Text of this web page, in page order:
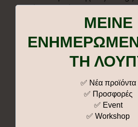
Βενζοϊκό νάτριο (Sodium
(Citric acid),
(Benzyl salicylate), Λιναλοόλη
αλδεΰδη (Hexyl
*Από πιστοποιημένες βιολογικές
ΜΕΙΝΕ
ΤΗ
✅ Νέα προϊόντα
✅ Προσφορές
✅ Event
✅ Workshop